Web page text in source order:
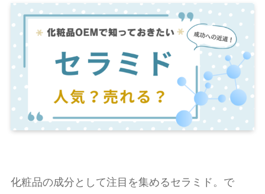
化粧品の成分として注目を集めるセラミド。で